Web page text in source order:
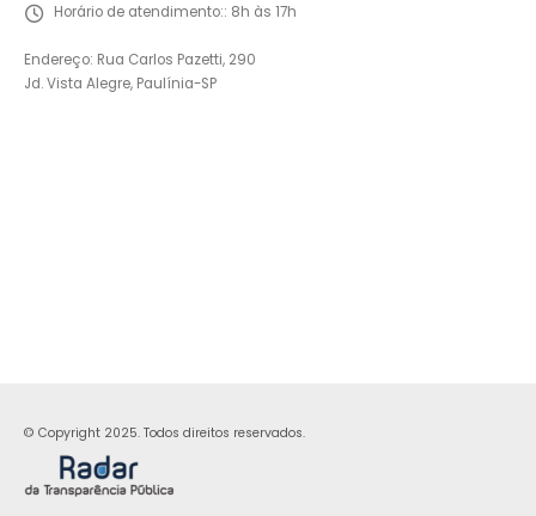
Horário de atendimento:: 8h às 17h
Endereço: Rua Carlos Pazetti, 290
Jd. Vista Alegre, Paulínia-SP
© Copyright 2025. Todos direitos reservados.